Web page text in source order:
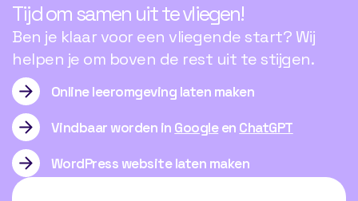
Tijdomsamen uittevliegen!
Ben je klaar voor een vliegende start? Wij
helpen je om boven de rest uit te stijgen.
Online leeromgeving laten maken
Vindbaar worden in Googleen ChatGPT
WordPress website laten maken